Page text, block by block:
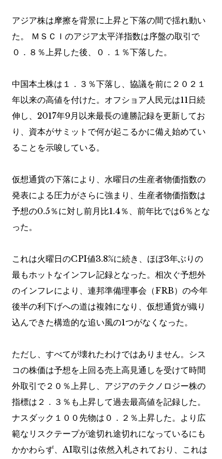
アジア株は摩擦を背景に上昇と下落の間で揺れ動い
た。 ＭＳＣＩのアジア太平洋指数は序盤の取引で
０．８％上昇した後、０．１％下落した。
中国本土株は１．３％下落し、協議を前に２０２１
年以来の高値を付けた。オフショア人民元は11日続
伸し、2017年9月以来最長の連勝記録を更新してお
り、資本がサミットで何が起こるかに備え始めてい
ることを示唆している。
仮想通貨の下落により、水曜日の生産者物価指数の
発表による圧力がさらに強まり、生産者物価指数は
予想の0.5％に対し前月比1.4％、前年比では6％とな
った。
これは火曜日のCPI値3.8%に続き、ほぼ3年ぶりの
最もホットなインフレ記録となった。相次ぐ予想外
のインフレにより、連邦準備理事会（FRB）の今年
後半の利下げへの道は複雑になり、仮想通貨が織り
込んできた構造的な追い風の1つがなくなった。
ただし、すべてが壊れたわけではありません。シス
コの株価は予想を上回る売上高見通しを受けて時間
外取引で２０％上昇し、アジアのテクノロジー株の
指標は２．３％も上昇して過去最高値を記録した。
ナスダック１００先物は０．２％上昇した。より広
範なリスクテープが途切れ途切れになっているにも
かかわらず、AI取引は依然入札されており、これは